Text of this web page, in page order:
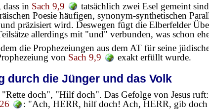
dass in Sach 9,9
tatsächlich zwei Esel gemeint
Poesie häufigen, synonym-synthetischen
präzisiert wird. Deswegen fügt die Elberfelder
allerdings mit "und" verbunden, was schon
die Prophezeiungen aus dem AT für seine
von Sach 9,9 exakt erfüllt wurde.
durch die Jünger und das Volk
"Rette doch", "Hilf doch". Das Gefolge von Jesus
: "Ach, HERR, hilf doch! Ach, HERR, gib doch